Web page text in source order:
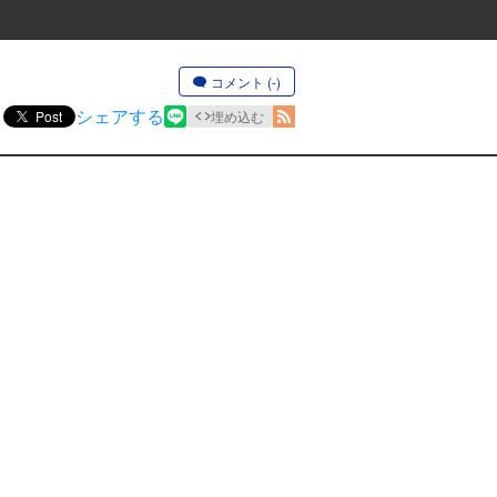
コメント (-)
Post シェアする 埋め込む